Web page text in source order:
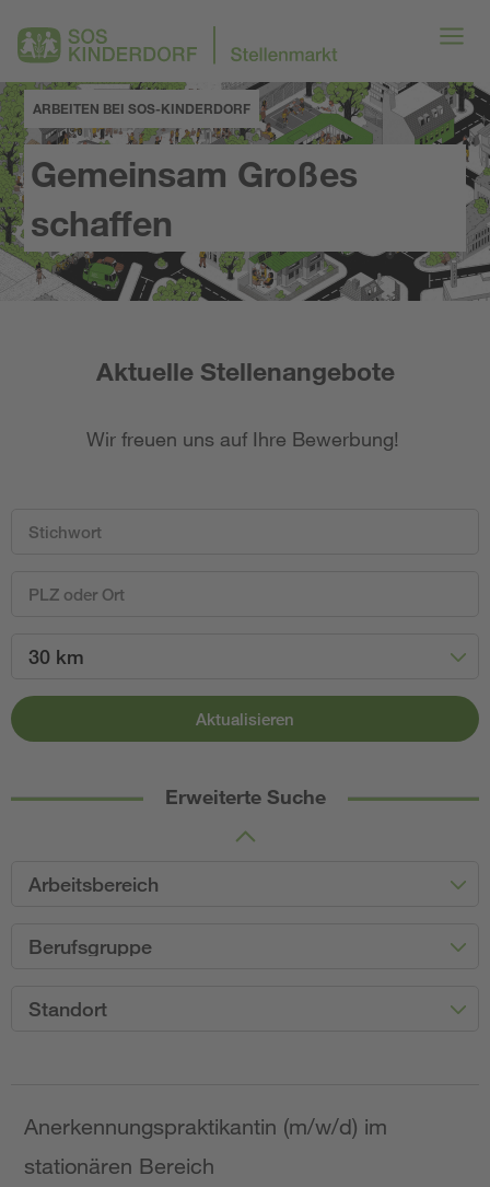
ARBEITEN BEI SOS-KINDERDORF
Gemeinsam Großes
schaffen
Aktuelle Stellenangebote
Wir freuen uns auf Ihre Bewerbung!
30 km
Aktualisieren
Erweiterte Suche
Arbeitsbereich
Berufsgruppe
Standort
Anerkennungspraktikantin (m/w/d) im
stationären Bereich